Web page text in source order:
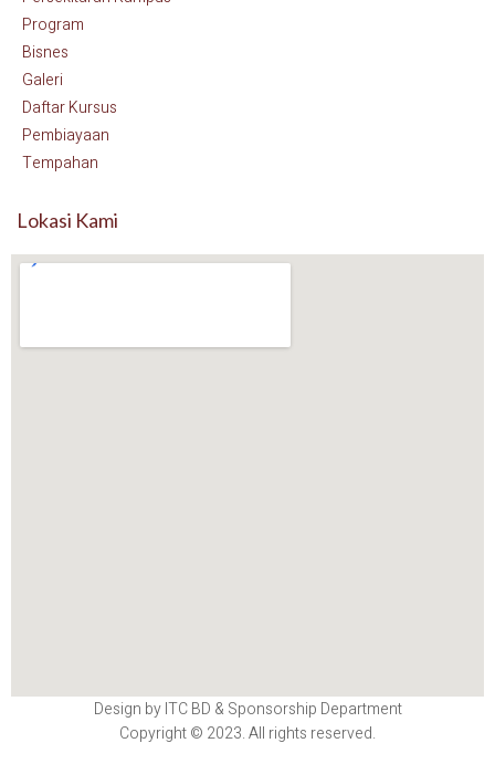
Program
Bisnes
Galeri
Daftar Kursus
Pembiayaan
Tempahan
Lokasi Kami
Design by ITC BD & Sponsorship Department
Copyright © 2023. All rights reserved.